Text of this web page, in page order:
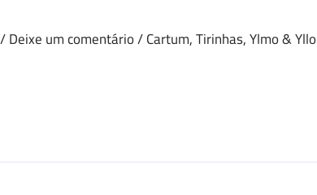
/Deixe um comentário/Cartum,Tirinhas,Ylmo & Yllo